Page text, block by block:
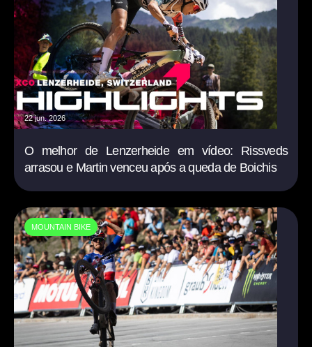
22 jun. 2026
O melhor de Lenzerheide em vídeo: Rissveds
arrasou e Martin venceu após a queda de Boichis
MOUNTAIN BIKE